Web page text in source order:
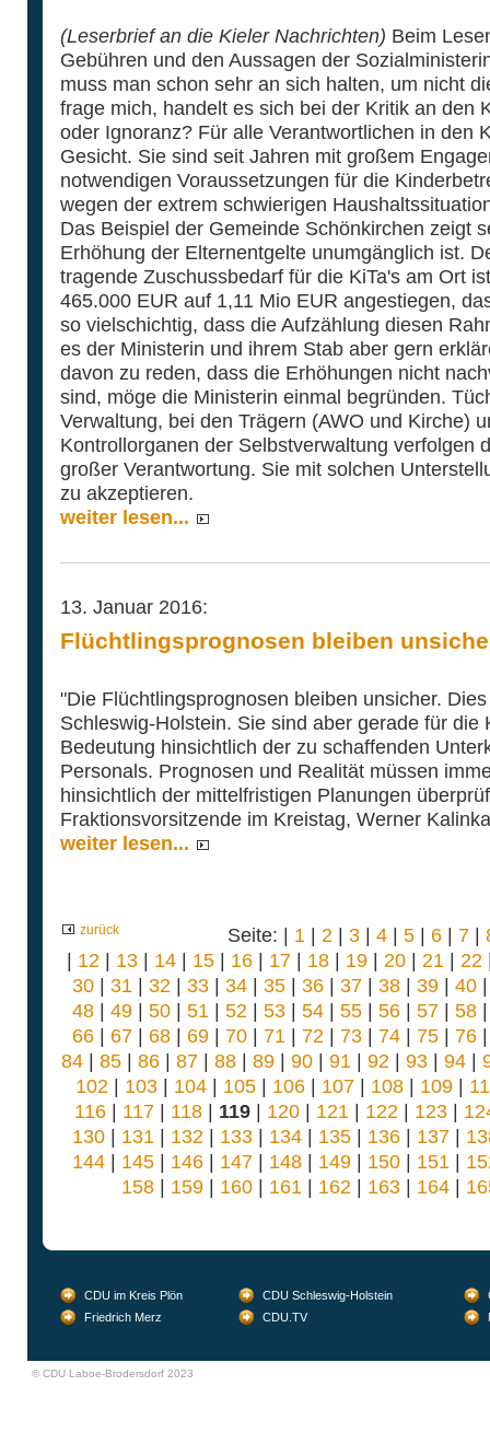
(Leserbrief an die Kieler Nachrichten) Beim
Gebühren und den Aussagen der
muss man schon sehr an sich halten, um nicht
frage mich, handelt es sich bei der Kritik an den
oder Ignoranz? Für alle Verantwortlichen in den
Gesicht. Sie sind seit Jahren mit großem
notwendigen Voraussetzungen für die
wegen der extrem schwierigen
Das Beispiel der Gemeinde Schönkirchen zeigt
Erhöhung der Elternentgelte unumgänglich ist.
tragende Zuschussbedarf für die KiTa's am Ort
465.000 EUR auf 1,11 Mio EUR angestiegen,
so vielschichtig, dass die Aufzählung diesen
es der Ministerin und ihrem Stab aber gern
davon zu reden, dass die Erhöhungen nicht
sind, möge die Ministerin einmal begründen.
Verwaltung, bei den Trägern (AWO und Kirche)
Kontrollorganen der Selbstverwaltung verfolgen
großer Verantwortung. Sie mit solchen
zu akzeptieren.
weiter lesen...
13. Januar 2016:
Flüchtlingsprognosen bleiben
"Die Flüchtlingsprognosen bleiben unsicher.
Schleswig-Holstein. Sie sind aber gerade für die
Bedeutung hinsichtlich der zu schaffenden
Personals. Prognosen und Realität müssen
hinsichtlich der mittelfristigen Planungen
Fraktionsvorsitzende im Kreistag, Werner
weiter lesen...
zurück Seite: | 1 | 2 | 3 | 4 | 5 | 6 | 7 |
| 12 | 13| 14| 15| 16| 17| 18| 19| 20| 21 | 22
30| 31 | 32 | 33| 34| 35| 36| 37| 38| 39| 40
48| 49| 50| 51 | 52 | 53| 54| 55| 56| 57| 58
66| 67| 68| 69| 70| 71 | 72 | 73| 74| 75| 76
84| 85| 86| 87| 88| 89| 90| 91 | 92 | 93| 94|
102 | 103 | 104 | 105 | 106 | 107 | 108 | 109 |
116| 117| 118| 119| 120| 121 | 122 | 123|
130| 131 | 132 | 133| 134| 135| 136| 137|
144| 145| 146| 147| 148| 149| 150| 151 |
158| 159| 160| 161 | 162 | 163| 164|
CDU im Kreis Plön CDU Schleswig-Holstein
Friedrich Merz
CDU.TV
© CDU Laboe-Brodersdorf 2023